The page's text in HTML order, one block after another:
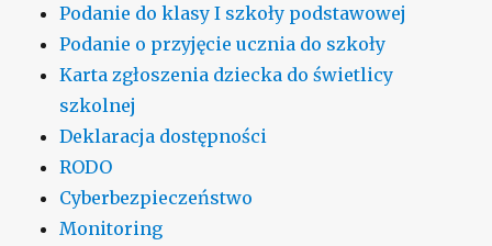
Podanie do klasy I szkoły podstawowej
Podanie o przyjęcie ucznia do szkoły
Karta zgłoszenia dziecka do świetlicy
szkolnej
Deklaracja dostępności
RODO
Cyberbezpieczeństwo
Monitoring